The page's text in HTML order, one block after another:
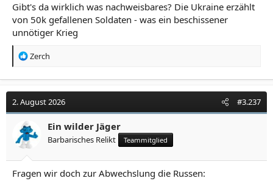
Gibt's da wirklich was nachweisbares? Die Ukraine erzählt
von 50k gefallenen Soldaten - was ein beschissener
unnötiger Krieg
R
a
t
i
n
e
Zerch
2. August 2026 #3.237
Ein wilder Jäger
Barbarisches Relikt Teammitglied
Fragen wir doch zur Abwechslung die Russen: